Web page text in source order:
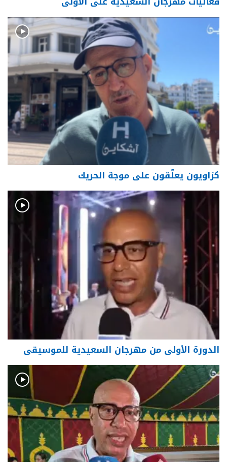
كزاويون يعلّقون على موجة الحريك
الدورة الأولى من مهرجان السعيدية للموسيقى